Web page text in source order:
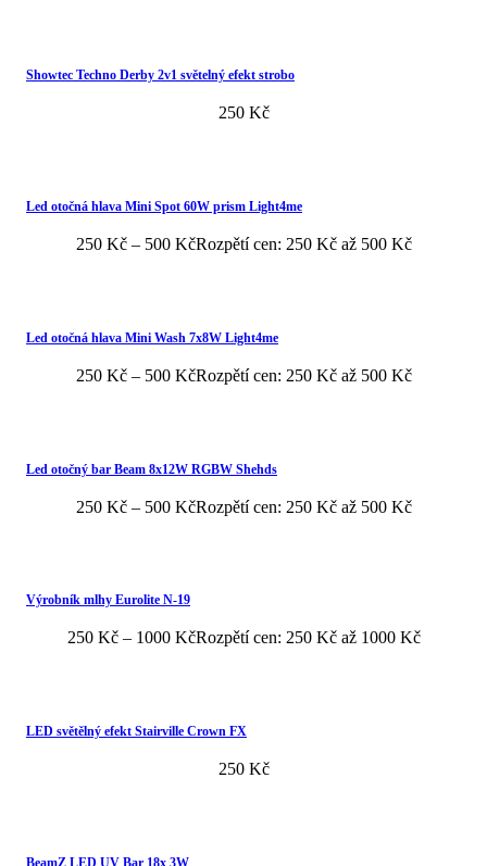
Showtec Techno Derby 2v1 světelný efekt strobo
250 Kč
Led otočná hlava Mini Spot 60W prism Light4me
250 Kč – 500 KčRozpětí cen: 250 Kč až 500 Kč
Led otočná hlava Mini Wash 7x8W Light4me
250 Kč – 500 KčRozpětí cen: 250 Kč až 500 Kč
Led otočný bar Beam 8x12W RGBW Shehds
250 Kč – 500 KčRozpětí cen: 250 Kč až 500 Kč
Výrobník mlhy Eurolite N-19
250 Kč – 1000 KčRozpětí cen: 250 Kč až 1000 Kč
LED světělný efekt Stairville Crown FX
250 Kč
BeamZ LED UV Bar 18x 3W